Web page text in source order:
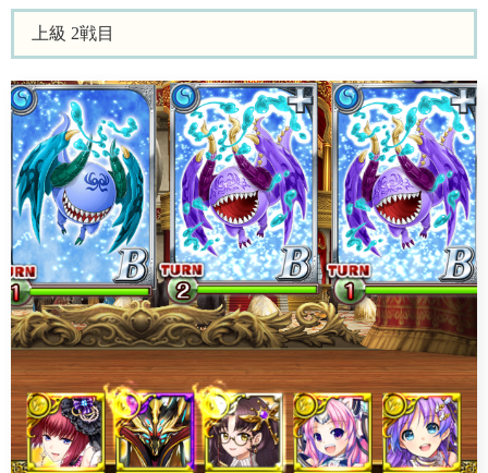
上級 2戦目